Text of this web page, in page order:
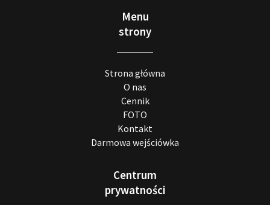
Menu
strony
Strona główna
O nas
Cennik
FOTO
Kontakt
Darmowa wejściówka
Centrum
prywatności